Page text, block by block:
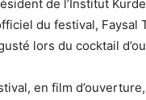
de l’Institut
du festival,
lors du cocktail
en film